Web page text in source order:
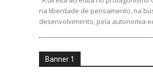
na liberdade de pensamento, na
desenvolvimento, pela autonomia
Banner 1